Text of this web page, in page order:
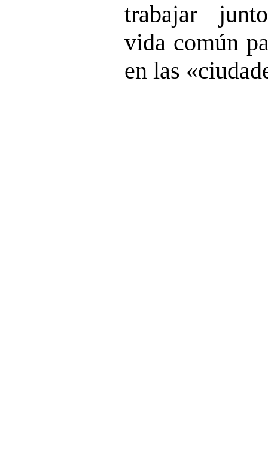
trabajar
vida común
en las